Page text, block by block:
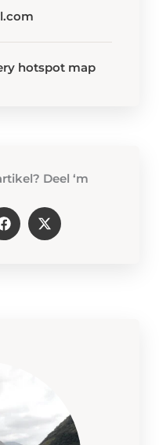
hotspot map
Deel ‘m